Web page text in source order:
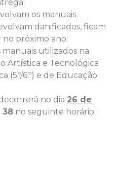
os manuais
danificados, ficam
no próximo ano;
manuais utilizados na
Artística e Tecnológica
(5.º/6.º) e de Educação
no dia 26 de
38 no seguinte horário: